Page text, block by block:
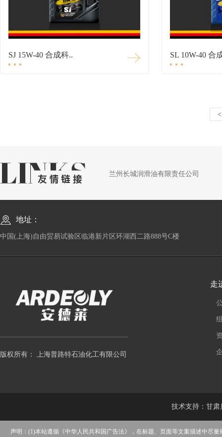
SJ 15W-40 合成科.. SL 10W-40 合
<
兰州长城润滑油有限责任公司
地址：
中国(上海)自由贸易试验区临港新片区环湖西二路888号C楼
版权所有： 上海普路特石油化工有限公司
走
技术支持： 甘肃
声明：(1)本站遵循《中华人民共和国广告法》，在标题、页面等文案描述中尽